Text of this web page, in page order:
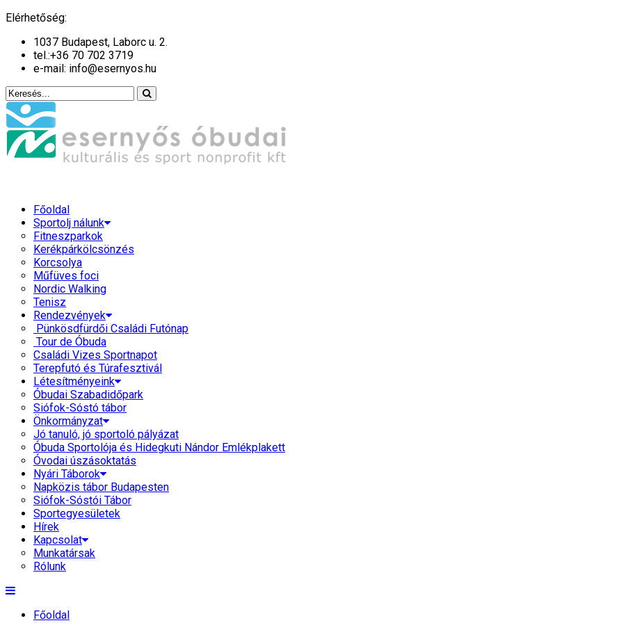
Elérhetőség:
1037 Budapest, Laborc u. 2.
tel.:+36 70 702 3719
e-mail: info@esernyos.hu
Főoldal
Sportolj nálunk
Fitneszparkok
Kerékpárkölcsönzés
Korcsolya
Műfüves foci
Nordic Walking
Tenisz
Rendezvények
Pünkösdfürdői Családi Futónap
Tour de Óbuda
Családi Vizes Sportnapot
Terepfutó és Túrafesztivál
Létesítményeink
Óbudai Szabadidőpark
Siófok-Sóstó tábor
Önkormányzat
Jó tanuló, jó sportoló pályázat
Óbuda Sportolója és Hidegkuti Nándor Emlékplakett
Óvodai úszásoktatás
Nyári Táborok
Napközis tábor Budapesten
Siófok-Sóstói Tábor
Sportegyesületek
Hírek
Kapcsolat
Munkatársak
Rólunk
Főoldal
év
hónap
év
hónap